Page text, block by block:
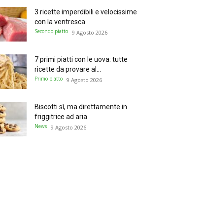
3 ricette imperdibili e velocissime
con la ventresca
Secondo piatto 9 Agosto 2026
7 primi piatti con le uova: tutte
ricette da provare al...
Primo piatto 9 Agosto 2026
Biscotti sì, ma direttamente in
friggitrice ad aria
News 9 Agosto 2026